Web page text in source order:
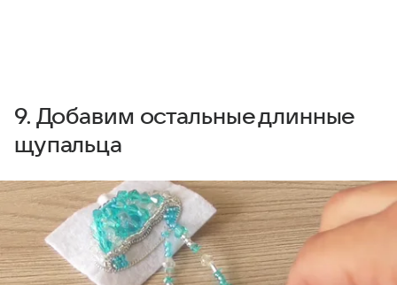
9. Добавим остальные длинные
щупальца